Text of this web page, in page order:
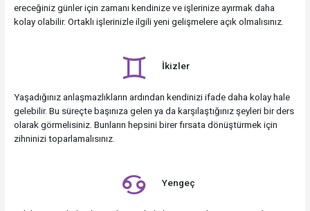
ereceğiniz günler için zamanı kendinize ve işlerinize ayırmak daha
kolay olabilir. Ortaklı işlerinizle ilgili yeni gelişmelere açık olmalısınız.
İkizler
Yaşadığınız anlaşmazlıkların ardından kendinizi ifade daha kolay hale
gelebilir. Bu süreçte başınıza gelen ya da karşılaştığınız şeyleri bir ders
olarak görmelisiniz. Bunların hepsini birer fırsata dönüştürmek için
zihninizi toparlamalısınız.
Yengeç